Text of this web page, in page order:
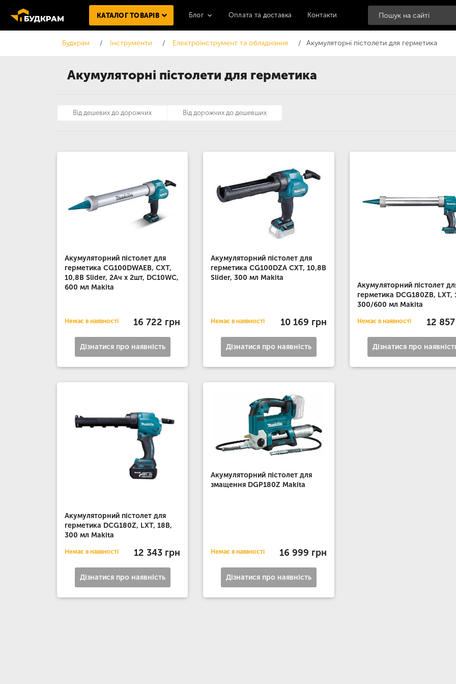
Акумуляторні пістолети для герметика
КАТАЛОГ ТОВАРІВ Блог Оплата та доставка Контакти
Будкрам Інструменти Електроінструмент та обладнання Акумуляторні пістолети для герметика
Акумуляторний пістолет для
герметика CG100DWAEB, CXT,
10,8В Slider, 2Ач х 2шт, DC10WC,
600 мл Makita
Немає в наявності 16 722 грн
Дізнатися про наявність
Акумуляторний пістолет для
герметика CG100DZA CXT, 10,8В
Slider, 300 мл Makita
Немає в наявності 10 169 грн
Дізнатися про наявність
Акумуляторний пістолет
герметика DCG180ZB, LXT,
300/600 мл Makita
Немає в наявності 12
Дізнатися про
Акумуляторний пістолет для
герметика DCG180Z, LXT, 18В,
300 мл Makita
Немає в наявності 12 343 грн
Дізнатися про наявність
Акумуляторний пістолет для
змащення DGP180Z Makita
Немає в наявності 16 999 грн
Дізнатися про наявність
Від дешевих до дорожчих Від дорожчих до дешевших